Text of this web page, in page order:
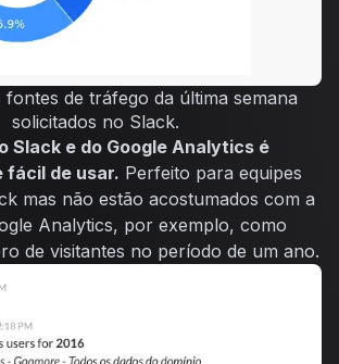
fontes de tráfego da última semana
solicitados no Slack.
Slack e do Google Analytics é
fácil de usar. Perfeito para equipes
mas não estão acostumados com a
Analytics, por exemplo, como
de visitantes no período de um ano.